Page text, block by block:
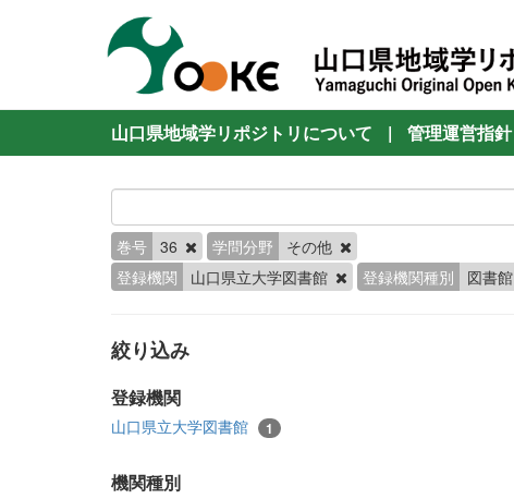
山口県地域学リポジトリについて | 管理運営指針
巻号 36 学問分野
その他
登録機関
山口県立大学図書館 登録機関種別 図書館
絞り込み
登録機関
山口県立大学図書館 1
機関種別